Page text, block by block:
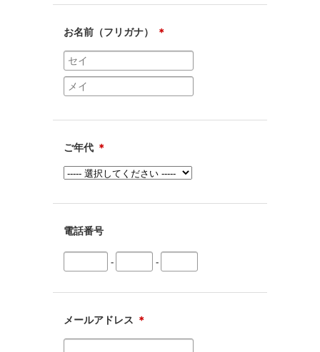
お名前（フリガナ） ＊
ご年代 ＊
電話番号
- -
メールアドレス ＊